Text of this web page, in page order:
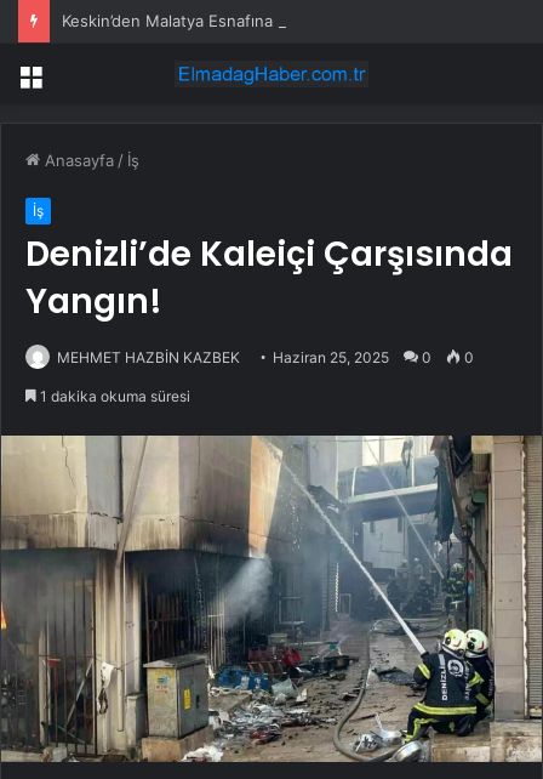
Keskin’den Malatya Esnafına Destek Çağrısı
Menü
Anasayfa / İş
İş
Denizli’de Kaleiçi Çarşısında
Yangın!
MEHMET HAZBİN KAZBEK Haziran 25, 2025 0 0
1 dakika okuma süresi